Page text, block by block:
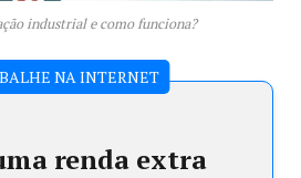
industrial e como funciona?
NA INTERNET
renda extra